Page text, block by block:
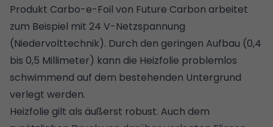
Produkt Carbo-e-Foil von Future Carbon arbeitet
zum Beispiel mit 24 V-Netzspannung
(Niedervolttechnik). Durch den geringen Aufbau (0,4
bis 0,5 Millimeter) kann die Heizfolie problemlos
schwimmend auf dem bestehenden Untergrund
verlegt werden.
Heizfolie gilt als äußerst robust. Auch dem